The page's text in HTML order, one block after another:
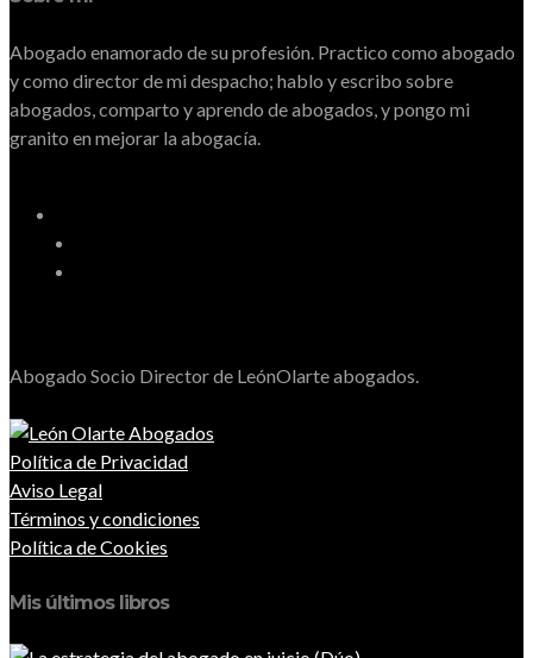
Abogado enamorado de su profesión. Practico como abogado
y como director de mi despacho; hablo y escribo sobre
abogados, comparto y aprendo de abogados, y pongo mi
granito en mejorar la abogacía.
Abogado Socio Director de LeónOlarte abogados.
Política de Privacidad
Aviso Legal
Términos y condiciones
Política de Cookies
Mis últimos libros